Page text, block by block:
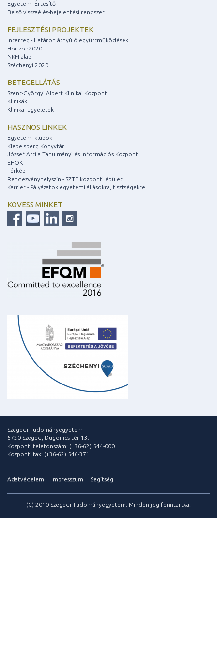
Egyetemi Értesítő
Belső visszaélés-bejelentési rendszer
FEJLESZTÉSI PROJEKTEK
Interreg - Határon átnyúló együttműködések
Horizon2020
NKFI alap
Széchenyi 2020
BETEGELLÁTÁS
Szent-Györgyi Albert Klinikai Központ
Klinikák
Klinikai ügyeletek
HASZNOS LINKEK
Egyetemi klubok
Klebelsberg Könyvtár
József Attila Tanulmányi és Információs Központ
EHÖK
Térkép
Rendezvényhelyszín - SZTE központi épület
Karrier - Pályázatok egyetemi állásokra, tisztségekre
KÖVESS MINKET
Szegedi Tudományegyetem
6720 Szeged, Dugonics tér 13.
Központi telefonszám: (+36-62) 544-000
Központi fax: (+36-62) 546-371
Adatvédelem Impresszum Segítség
(C) 2010 Szegedi Tudományegyetem. Minden jog fenntartva.